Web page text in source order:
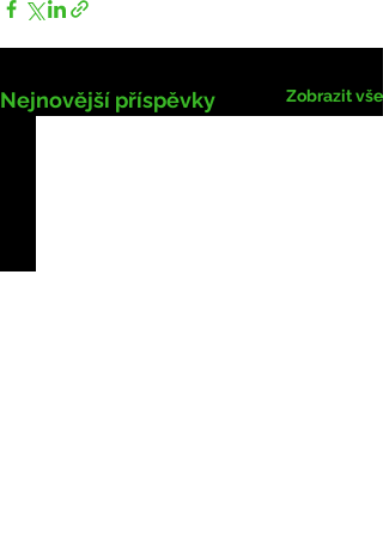
Nejnovější příspěvky Zobrazit vše